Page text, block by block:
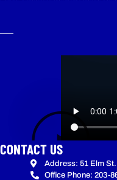
CONTACT US
Address: 51 Elm
Office Phone: 203-